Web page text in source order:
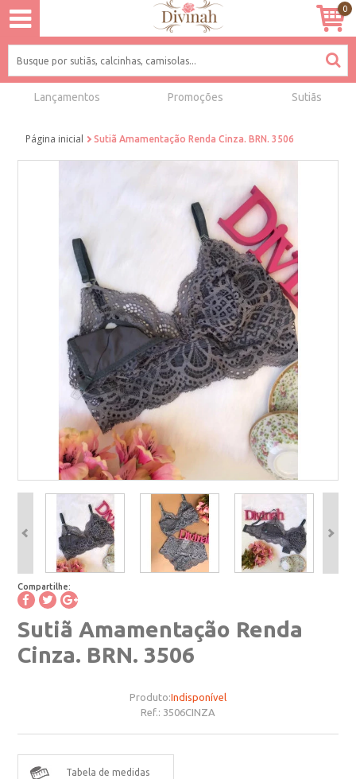
0
Lançamentos Promoções Sutiãs
Página inicial Sutiã Amamentação Renda Cinza. BRN. 3506
Compartilhe:
Sutiã Amamentação Renda
Cinza. BRN. 3506
Produto:Indisponível
Ref.: 3506CINZA
Tabela de medidas